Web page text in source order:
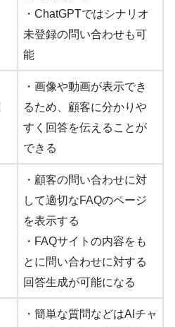
・ChatGPTではシナリオ
未登録の問い合わせも可
能
・画像や動画が表示でき
るため、顧客に分かりや
すく回答を伝えることが
できる
・顧客の問い合わせに対
して適切なFAQのページ
を表示する
・FAQサイトの内容をも
とに問い合わせに対する
回答生成が可能になる
・簡単な質問などはAIチャ